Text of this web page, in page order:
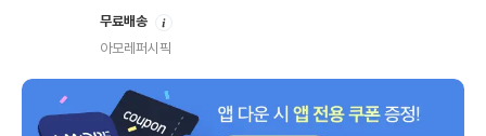
무료배송
아모레퍼시픽